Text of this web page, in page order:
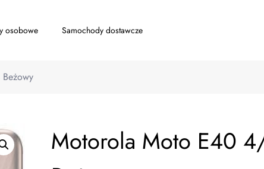
osobowe Samochody dostawcze
Motorola Moto E40